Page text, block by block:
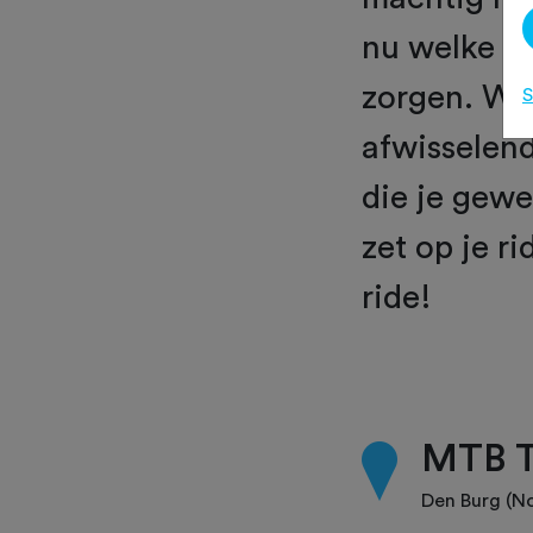
nu welke
zorgen. We
die je
zet op je
ride!
MTB
Den Burg